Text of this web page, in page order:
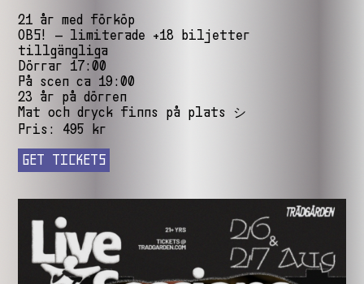
21 år med förköp
OBS! – limiterade +18 biljetter
tillgängliga
Dörrar 17:00
På scen ca 19:00
23 år på dörren
Mat och dryck finns på plats シ
Pris: 495 kr
GET TICKETS